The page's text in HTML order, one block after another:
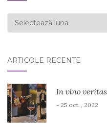
ARHIVĂ
ARTICOLE RECENTE
In vino veritas
- 25 oct. , 2022